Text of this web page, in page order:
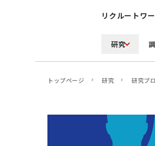
リクルートワ
研究
トップページ 研究 研究プ